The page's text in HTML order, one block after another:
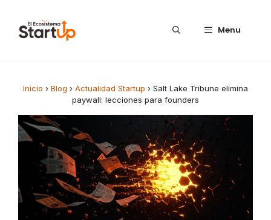
Menu
Inicio › Blog › Actualidad Startup › Salt Lake Tribune elimina
paywall: lecciones para founders